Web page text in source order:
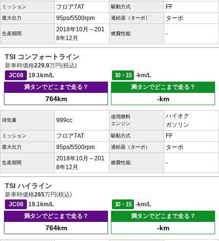
ミッション フロア7AT 駆動方式 FF
最大出力 95ps/5500rpm 過給器（ターボ） ターボ
生産期間
2018年10月～201
8年12月
燃費性能 -
TSI コンフォートライン
新車時価格229.9万円(税込)
JC08
19.1km/L 10・15
-km/L
満タンでどこまで走る？
764km
満タンでどこまで走る？
-km
排気量 999cc
使用燃料
エンジン
ハイオク
ガソリン
ミッション フロア7AT 駆動方式 FF
最大出力 95ps/5500rpm 過給器（ターボ） ターボ
生産期間
2018年10月～201
8年12月
燃費性能 -
TSI ハイライン
新車時価格265万円(税込)
JC08
19.1km/L 10・15
-km/L
満タンでどこまで走る？
764km
満タンでどこまで走る？
-km